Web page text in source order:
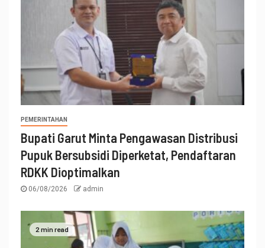
PEMERINTAHAN
Bupati Garut Minta Pengawasan Distribusi
Pupuk Bersubsidi Diperketat, Pendaftaran
RDKK Dioptimalkan
06/08/2026 admin
2 min read